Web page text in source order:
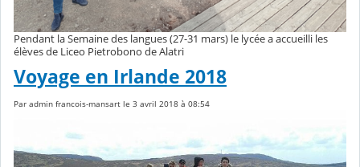
Pendant la Semaine des langues (27-31 mars) le lycée a accueilli les
élèves de Liceo Pietrobono de Alatri
Voyage en Irlande 2018
Par admin francois-mansart le 3 avril 2018 à 08:54